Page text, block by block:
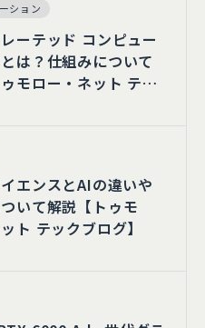
ション
ーテッド コンピュー
は？仕組みについて
モロー・ネット テッ
エンスとAIの違いや
いて解説【トゥモ
ト テックブログ】